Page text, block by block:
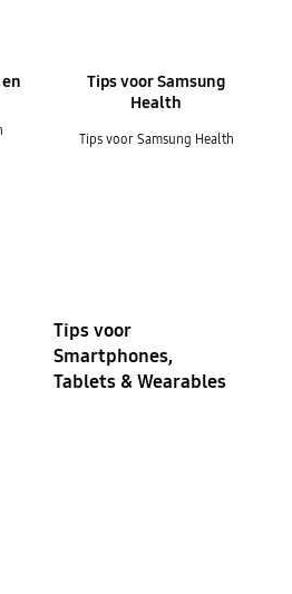
Tips voor Samsung
Health
Tips voor Samsung Health
Tips voor
Smartphones,
Tablets & Wearables